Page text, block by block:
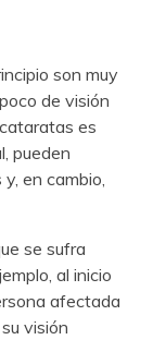
son muy
de visión
es
pueden
en cambio,
se sufra
al inicio
afectada
visión